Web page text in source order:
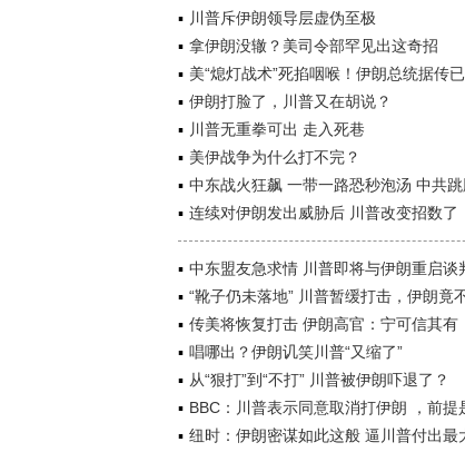
川普斥伊朗领导层虚伪至极
拿伊朗没辙？美司令部罕见出这奇招
美“熄灯战术”死掐咽喉！伊朗总统据传
伊朗打脸了，川普又在胡说？
川普无重拳可出 走入死巷
美伊战争为什么打不完？
中东战火狂飙 一带一路恐秒泡汤 中共跳
连续对伊朗发出威胁后 川普改变招数了
中东盟友急求情 川普即将与伊朗重启谈
“靴子仍未落地” 川普暂缓打击，伊朗竟
传美将恢复打击 伊朗高官：宁可信其有
唱哪出？伊朗讥笑川普“又缩了”
从“狠打”到“不打” 川普被伊朗吓退了？
BBC：川普表示同意取消打伊朗 ，前提
纽时：伊朗密谋如此这般 逼川普付出最